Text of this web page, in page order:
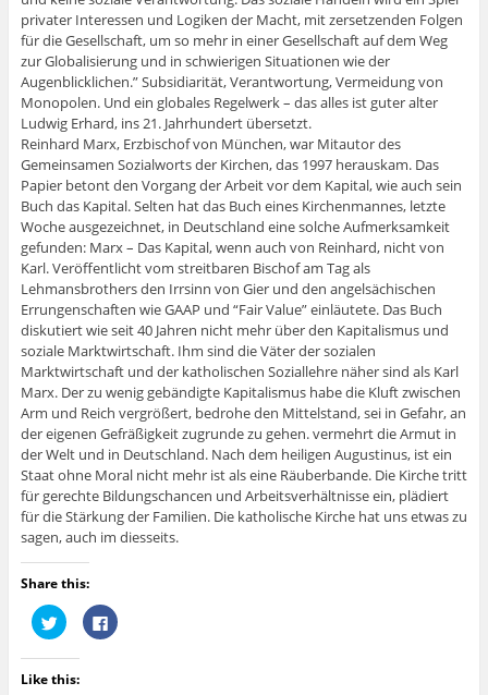
privater Interessen und Logiken der Macht, mit zersetzenden Folgen
für die Gesellschaft, um so mehr in einer Gesellschaft auf dem Weg
zur Globalisierung und in schwierigen Situationen wie der
Augenblicklichen.” Subsidiarität, Verantwortung, Vermeidung von
Monopolen. Und ein globales Regelwerk – das alles ist guter alter
Ludwig Erhard, ins 21. Jahrhundert übersetzt.
Reinhard Marx, Erzbischof von München, war Mitautor des
Gemeinsamen Sozialworts der Kirchen, das 1997 herauskam. Das
Papier betont den Vorgang der Arbeit vor dem Kapital, wie auch sein
Buch das Kapital. Selten hat das Buch eines Kirchenmannes, letzte
Woche ausgezeichnet, in Deutschland eine solche Aufmerksamkeit
gefunden: Marx – Das Kapital, wenn auch von Reinhard, nicht von
Karl. Veröffentlicht vom streitbaren Bischof am Tag als
Lehmansbrothers den Irrsinn von Gier und den angelsächischen
Errungenschaften wie GAAP und “Fair Value” einläutete. Das Buch
diskutiert wie seit 40 Jahren nicht mehr über den Kapitalismus und
soziale Marktwirtschaft. Ihm sind die Väter der sozialen
Marktwirtschaft und der katholischen Soziallehre näher sind als Karl
Marx. Der zu wenig gebändigte Kapitalismus habe die Kluft zwischen
Arm und Reich vergrößert, bedrohe den Mittelstand, sei in Gefahr, an
der eigenen Gefräßigkeit zugrunde zu gehen. vermehrt die Armut in
der Welt und in Deutschland. Nach dem heiligen Augustinus, ist ein
Staat ohne Moral nicht mehr ist als eine Räuberbande. Die Kirche tritt
für gerechte Bildungschancen und Arbeitsverhältnisse ein, plädiert
für die Stärkung der Familien. Die katholische Kirche hat uns etwas zu
sagen, auch im diesseits.
Share this:
C
l
c
k
t
C
l
Like this: